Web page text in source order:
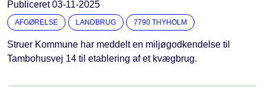
Publiceret03-11-2025
AFGØRELSE LANDBRUG 7790 THYHOLM
Struer Kommune har meddelt en miljøgodkendelse til
Tambohusvej 14 til etablering af et kvægbrug.